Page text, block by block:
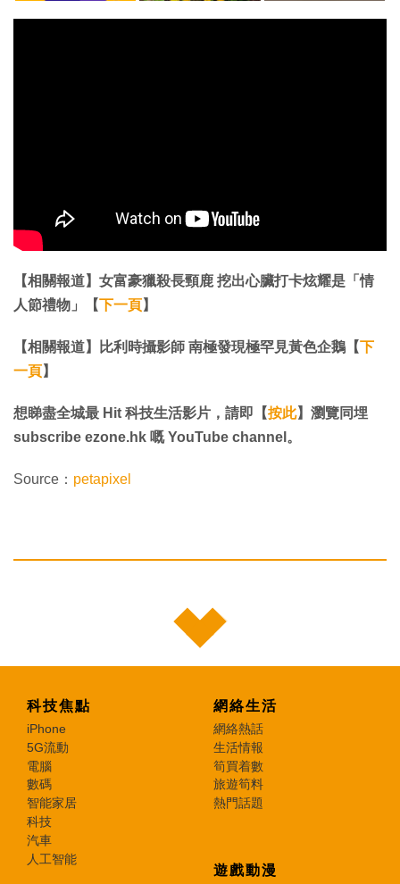
【相關報道】女富豪獵殺長頸鹿 挖出心臟打卡炫耀是「情
人節禮物」【下一頁】
【相關報道】比利時攝影師 南極發現極罕見黃色企鵝【下
一頁】
想睇盡全城最 Hit 科技生活影片，請即【按此】瀏覽同埋
subscribe ezone.hk 嘅 YouTube channel。
Source： petapixel
科技焦點
iPhone
5G流動
電腦
數碼
智能家居
科技
汽車
人工智能
網絡生活
網絡熱話
生活情報
筍買着數
旅遊筍料
熱門話題
遊戲動漫